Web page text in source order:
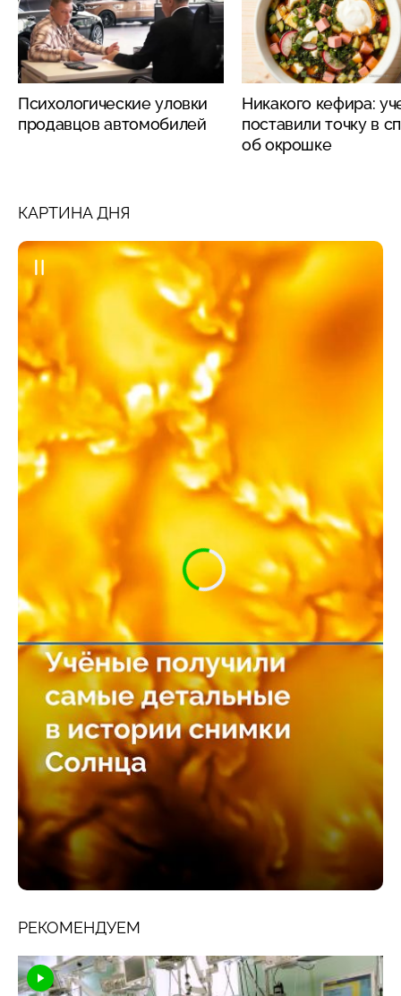
Психологические уловки
продавцов автомобилей
Никакого кефира:
поставили точку в
об окрошке
КАРТИНА ДНЯ
РЕКОМЕНДУЕМ